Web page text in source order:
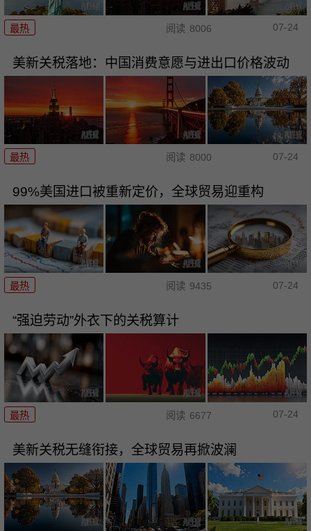
最热 阅读 8006 07-24
美新关税落地：中国消费意愿与进出口价格波动
最热 阅读 8000 07-24
99%美国进口被重新定价，全球贸易迎重构
最热 阅读 9435 07-24
“强迫劳动”外衣下的关税算计
最热 阅读 6677 07-24
美新关税无缝衔接，全球贸易再掀波澜